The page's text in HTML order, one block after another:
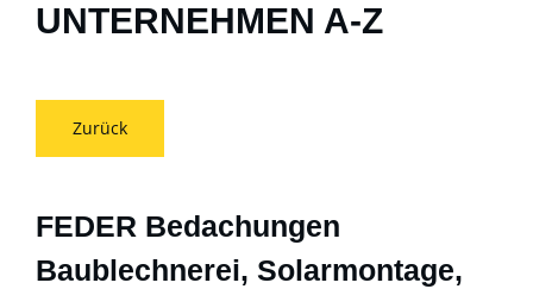
UNTERNEHMEN A-Z
Zurück
FEDER Bedachungen
Baublechnerei, Solarmontage,